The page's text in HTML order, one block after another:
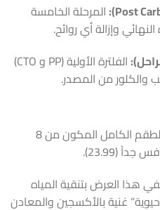
المرحلة الخامسة
وإزالة أي روائح.
الفلترة الأولية (PP و CTO)
والكلور من المصدر.
احصل على الطقم الكامل المكون من 8
(23.99).
هذا العرض بتنقية المياه
غنية بالأكسجين والمعادن